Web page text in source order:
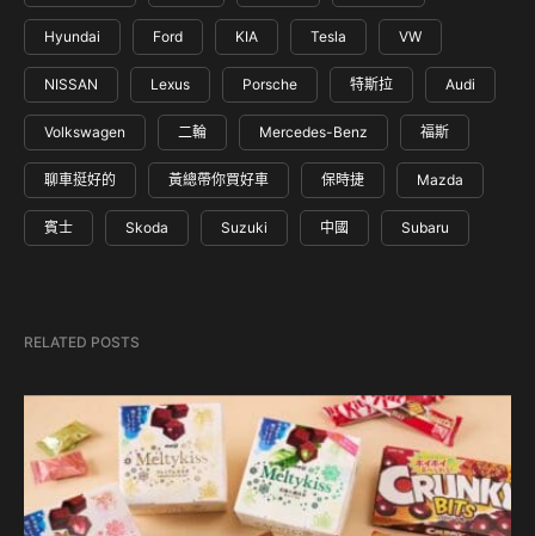
Hyundai Ford KIA Tesla VW
NISSAN Lexus Porsche 特斯拉 Audi
Volkswagen 二輪 Mercedes-Benz 福斯
聊車挺好的 黃總帶你買好車 保時捷 Mazda
賓士 Skoda Suzuki 中國 Subaru
RELATED POSTS